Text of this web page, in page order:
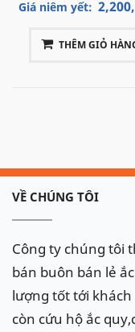
giá cả hợp lý, chắc
Hotline:
Giá niêm yết:
THÊM GIỎ
VỀ CHÚNG TÔI
Công ty chúng tôi
bán buôn bán lẻ
lượng tốt tới
còn cứu hộ ắc